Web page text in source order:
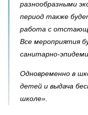
разнообразными
период также
работа с
Все мероприятия
санитарно-
Одновременно в
детей и выдача
школе».